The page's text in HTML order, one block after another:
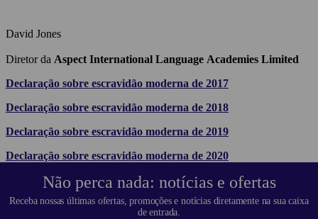
David Jones
Diretor da Aspect International Language Academies Limited
Declaração sobre escravidão moderna de 2017
Declaração sobre escravidão moderna de 2018
Declaração sobre escravidão moderna de 2019
Declaração sobre escravidão moderna de 2020
Não perca nada: notícias e ofertas
Receba nossas últimas ofertas, promoções e notícias diretamente na sua caixa
de entrada.